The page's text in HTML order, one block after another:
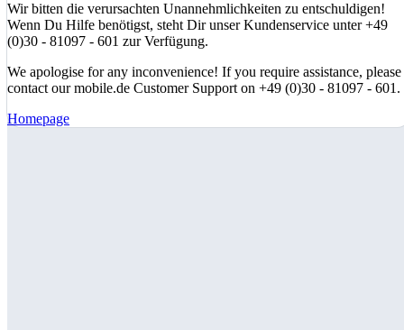
Wir bitten die verursachten Unannehmlichkeiten zu entschuldigen!
Wenn Du Hilfe benötigst, steht Dir unser Kundenservice unter +49
(0)30 - 81097 - 601 zur Verfügung.
We apologise for any inconvenience! If you require assistance, please
contact our mobile.de Customer Support on +49 (0)30 - 81097 - 601.
Homepage